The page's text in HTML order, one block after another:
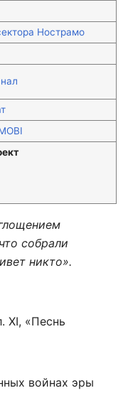
Нострамо
собрали
никто».
XI, «Песнь
войнах эры